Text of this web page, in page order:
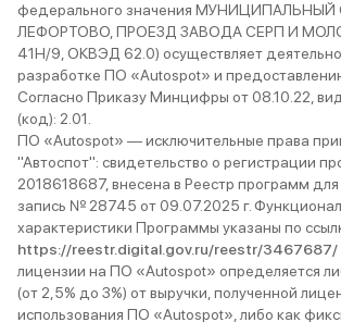
федерального значения МУНИЦИПАЛЬНЫЙ
ЛЕФОРТОВО, ПРОЕЗД ЗАВОДА СЕРП И
41Н/9, ОКВЭД 62.0) осуществляет
разработке ПО «Autospot» и
Согласно Приказу Минцифры от 08.10.22,
(код): 2.01.
ПО «Autospot» — исключительные права
"Автоспот": свидетельство о регистрации
2018618687, внесена в Реестр программ
запись № 28745 от 09.07.2025 г.
характеристики Программы указаны по
https://reestr.digital.gov.ru/reestr/3467687/
лицензии на ПО «Autospot» определяется
(от 2,5% до 3%) от выручки, полученной
использования ПО «Autospot», либо как